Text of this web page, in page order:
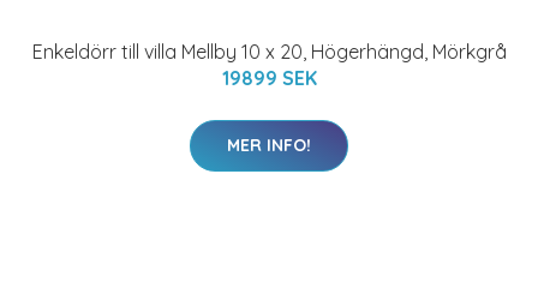
Enkeldörr till villa Mellby 10 x 20, Högerhängd, Mörkgrå
19899 SEK
MER INFO!